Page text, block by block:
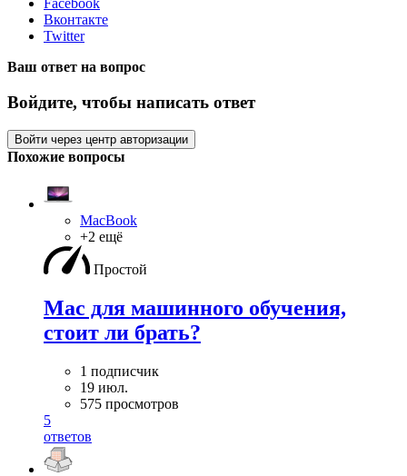
Facebook
Вконтакте
Twitter
Ваш ответ на вопрос
Войдите, чтобы написать ответ
Войти через центр авторизации
Похожие вопросы
MacBook
+2 ещё
Простой
Mac для машинного обучения,
стоит ли брать?
1 подписчик
19 июл.
575 просмотров
5
ответов